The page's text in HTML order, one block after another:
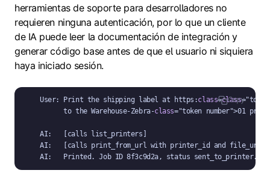
herramientas de soporte para desarrolladores no
requieren ninguna autenticación, por lo que un cliente
de IA puede leer la documentación de integración y
generar código base antes de que el usuario ni siquiera
haya iniciado sesión.
Copy
User: Print the shipping label at https:class=class
      to the Warehouse-Zebra-
class="token number">01
AI:   [calls list_printers]
AI:   [calls print_from_url with printer_id and file_url]
AI:   Printed. Job ID 8f3c9d2a, status sent_to_printer.